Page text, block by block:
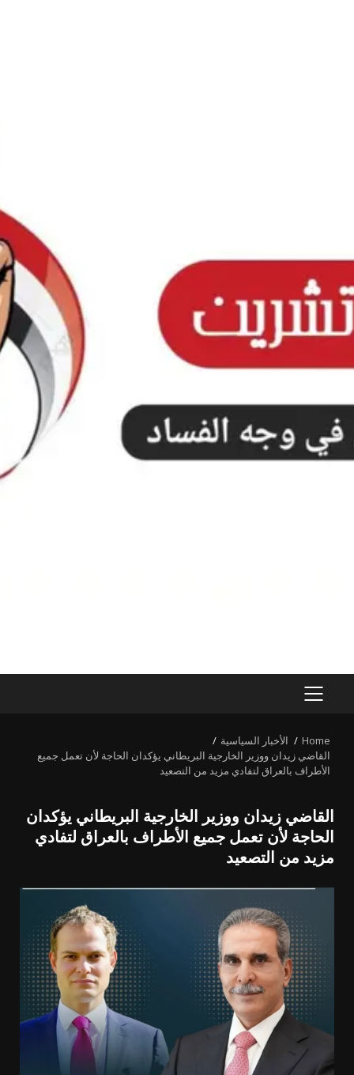
PRIMARY
Home
الأخبار السياسية
القاضي زيدان ووزير الخارجية البريطاني يؤكدان الحاجة لأن تعمل جميع
الأطراف بالعراق لتفادي مزيد من التصعيد
القاضي زيدان ووزير الخارجية البريطاني يؤكدان
الحاجة لأن تعمل جميع الأطراف بالعراق لتفادي
مزيد من التصعيد